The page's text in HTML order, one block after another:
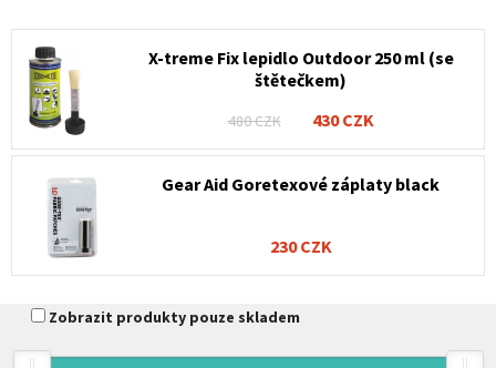
X-treme Fix lepidlo Outdoor 250 ml (se
štětečkem)
480 CZK 430 CZK
Gear Aid Goretexové záplaty black
230 CZK
Zobrazit produkty pouze skladem